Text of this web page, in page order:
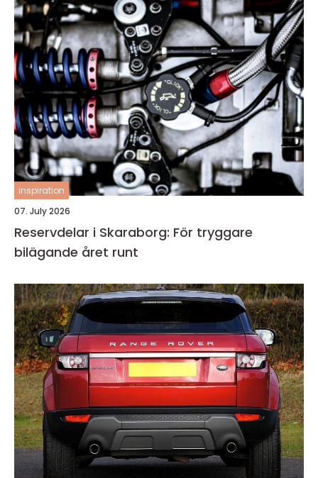
inspiration
07. July 2026
Reservdelar i Skaraborg: För tryggare
bilägande året runt